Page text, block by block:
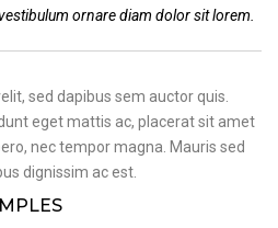
ornare diam dolor sit lorem.
sed dapibus sem auctor quis.
eget mattis ac, placerat sit amet
nec tempor magna. Mauris sed
dignissim ac est.